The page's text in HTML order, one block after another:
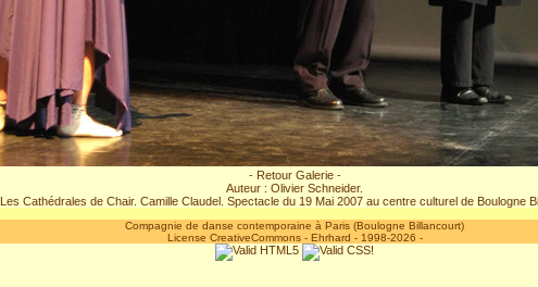
- Retour Galerie -
Auteur : Olivier Schneider.
Les Cathédrales de Chair. Camille Claudel. Spectacle du 19 Mai 2007 au centre culturel de Boulogne
Compagnie de danse contemporaine à Paris (Boulogne Billancourt)
License CreativeCommons - Ehrhard - 1998-2026 -